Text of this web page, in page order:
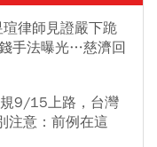
律師見證嚴下跪
手法曝光…慈濟回
9/15上路，台灣
注意：前例在這